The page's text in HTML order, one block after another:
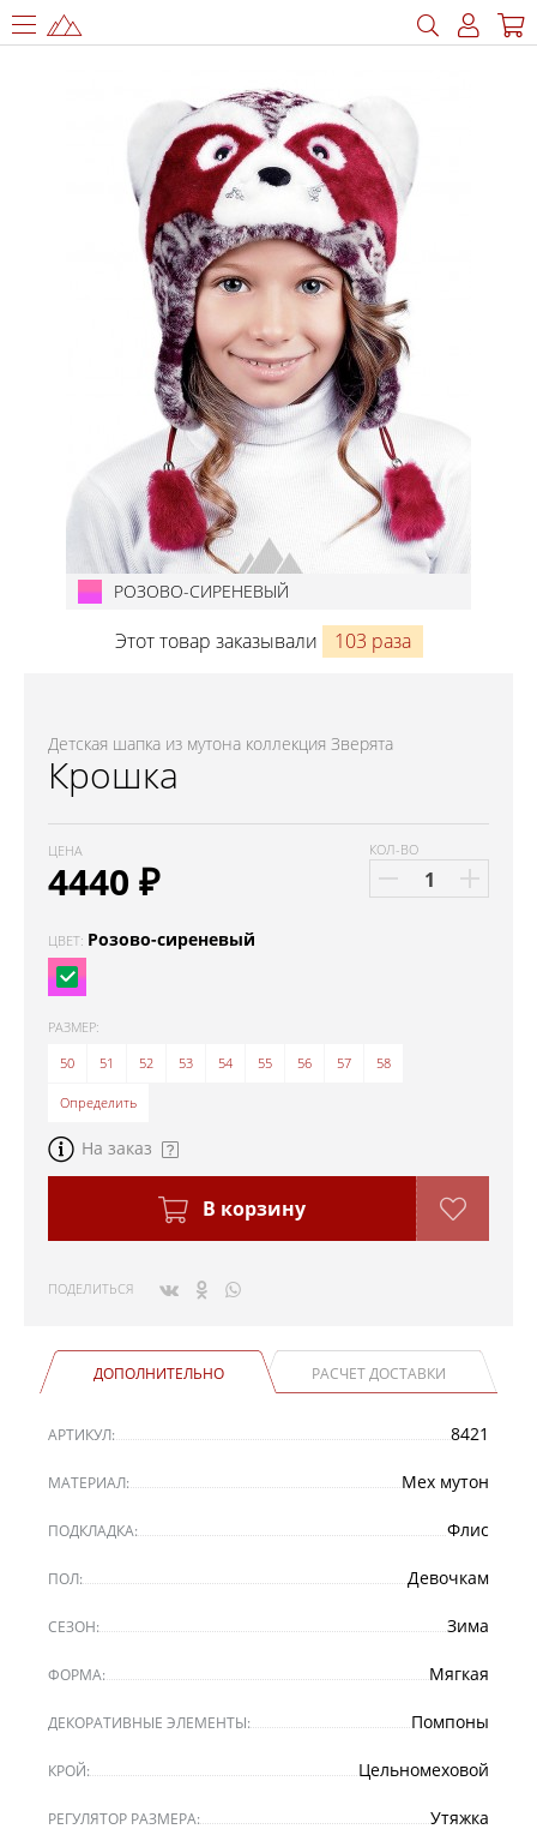
РОЗОВО-СИРЕНЕВЫЙ
Этот товар заказывали 103 раза
Детская шапка из мутона коллекция Зверята
Крошка
ЦЕНА
4440 ₽
КОЛ-ВО
ЦВЕТ: Розово-сиреневый
РАЗМЕР:
50
51 52 53 54 55 56 57 58
Определить
На заказ
В корзину
ПОДЕЛИТЬСЯ
ДОПОЛНИТЕЛЬНО РАСЧЕТ ДОСТАВКИ
АРТИКУЛ: 8421
МАТЕРИАЛ: Мех мутон
ПОДКЛАДКА: Флис
ПОЛ: Девочкам
СЕЗОН: Зима
ФОРМА: Мягкая
ДЕКОРАТИВНЫЕ ЭЛЕМЕНТЫ: Помпоны
КРОЙ: Цельномеховой
РЕГУЛЯТОР РАЗМЕРА: Утяжка